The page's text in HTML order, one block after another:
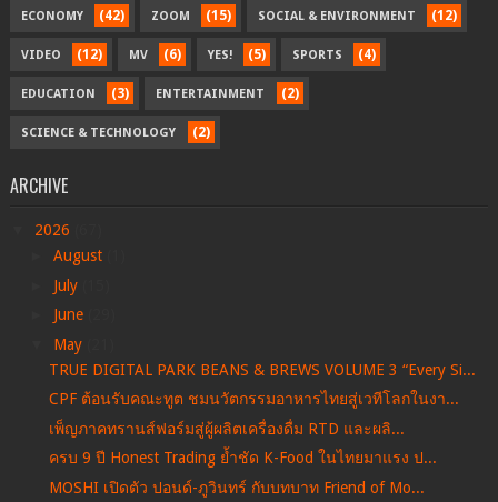
ECONOMY (42) ZOOM (15) SOCIAL & ENVIRONMENT (12)
VIDEO (12) MV (6) YES! (5) SPORTS (4)
EDUCATION (3) ENTERTAINMENT (2)
SCIENCE & TECHNOLOGY (2)
ARCHIVE
2026
August
July
June
May
TRUE DIGITAL PARK BEANS & BREWS VOLUME 3 “Every Si...
CPF ต้อนรับคณะทูต ชมนวัตกรรมอาหารไทยสู่เวทีโลกในงา...
เพ็ญภาคทรานส์ฟอร์มสู่ผู้ผลิตเครื่องดื่ม RTD และผลิ...
ครบ 9 ปี Honest Trading ย้ำชัด K-Food ในไทยมาแรง ป...
MOSHI เปิดตัว ปอนด์-ภูวินทร์ กับบทบาท Friend of Mo...